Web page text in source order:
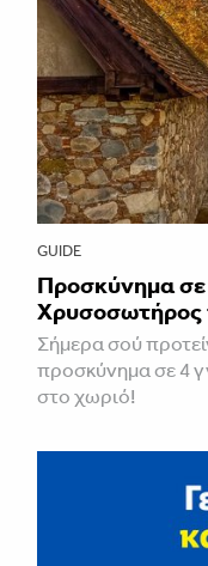
GUIDE
Προσκύνημα σε
Χρυσοσωτήρος
Σήμερα σού
προσκύνημα σε 4
στο χωριό!